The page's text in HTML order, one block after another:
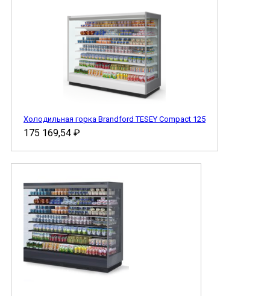
Холодильная горка Brandford TESEY Compact 125
175 169,54 ₽